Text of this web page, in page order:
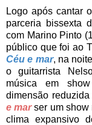
Logo após cantar
parceria bissexta
com Marino Pinto
público que foi ao
Céu e mar, na
o guitarrista
música em
dimensão
e marser um show
clima expansivo